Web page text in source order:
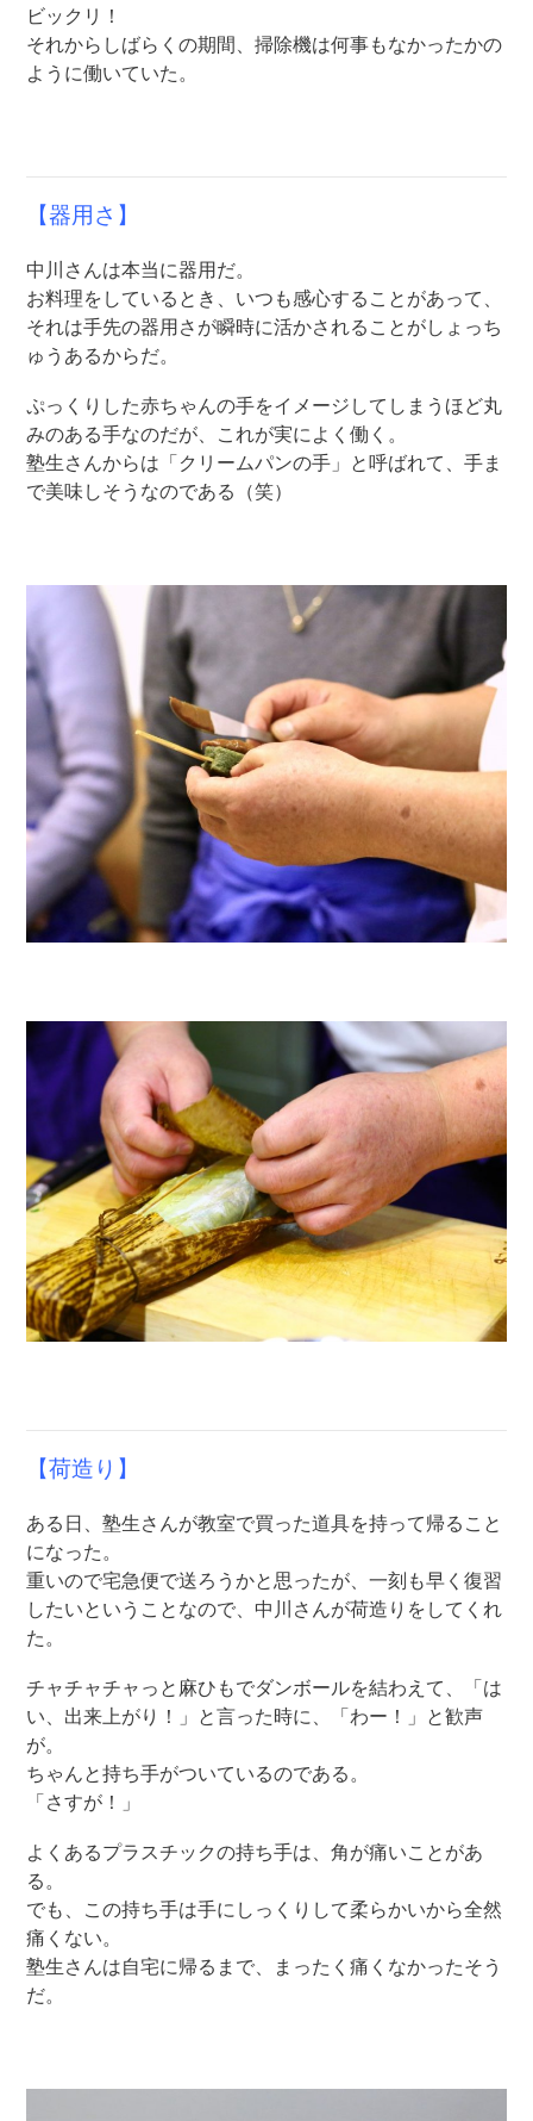
ビックリ！
それからしばらくの期間、掃除機は何事もなかったかの
ように働いていた。
【器用さ】
中川さんは本当に器用だ。
お料理をしているとき、いつも感心することがあって、
それは手先の器用さが瞬時に活かされることがしょっち
ゅうあるからだ。
ぷっくりした赤ちゃんの手をイメージしてしまうほど丸
みのある手なのだが、これが実によく働く。
塾生さんからは「クリームパンの手」と呼ばれて、手ま
で美味しそうなのである（笑）
【荷造り】
ある日、塾生さんが教室で買った道具を持って帰ること
になった。
重いので宅急便で送ろうかと思ったが、一刻も早く復習
したいということなので、中川さんが荷造りをしてくれ
た。
チャチャチャっと麻ひもでダンボールを結わえて、「は
い、出来上がり！」と言った時に、「わー！」と歓声
が。
ちゃんと持ち手がついているのである。
「さすが！」
よくあるプラスチックの持ち手は、角が痛いことがあ
る。
でも、この持ち手は手にしっくりして柔らかいから全然
痛くない。
塾生さんは自宅に帰るまで、まったく痛くなかったそう
だ。